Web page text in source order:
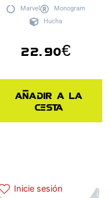
Marvel
Monogram
Hucha
22.90€
Añadir a la
cesta
Inicie sesión